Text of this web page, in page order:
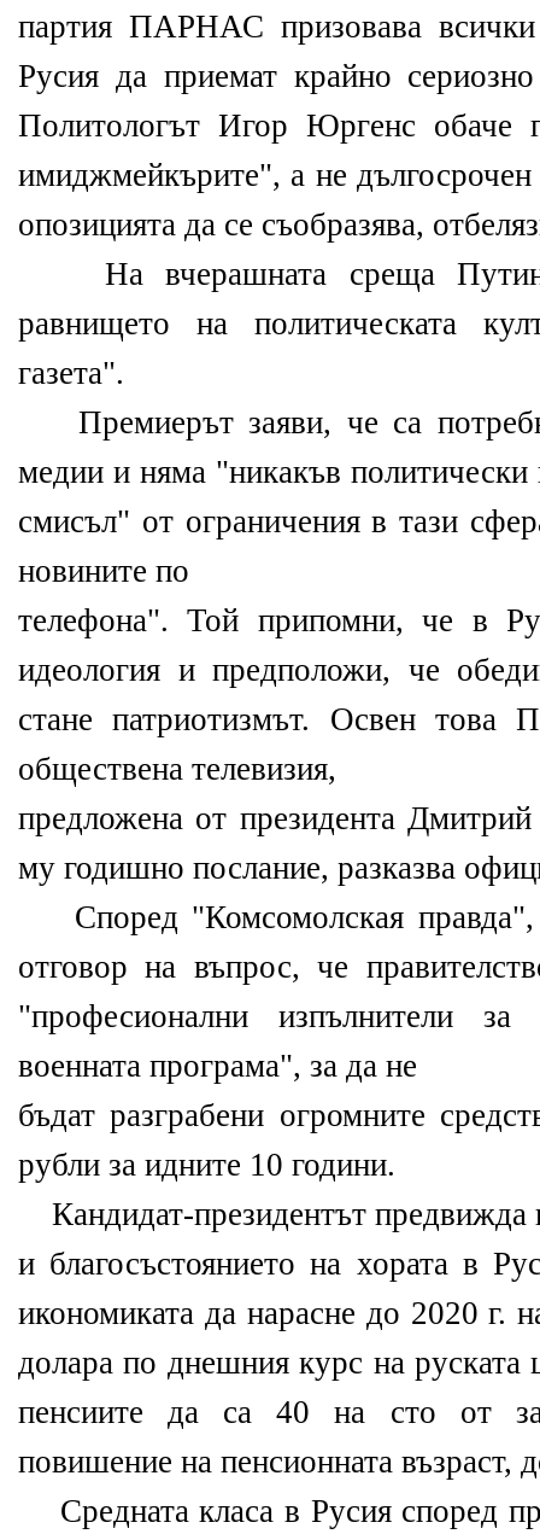
партия ПАРНАС призовава
Русия да приемат крайно
Политологът Игор Юргенс обаче
имиджмейкърите", а не дългосрочен
опозицията да се съобразява,
На вчерашната среща Путин
равнището на политическата
газета".
Премиерът заяви, че са
медии и няма "никакъв
смисъл" от ограничения в тази
новините по
телефона". Той припомни, че в
идеология и предположи, че
стане патриотизмът. Освен това
обществена телевизия,
предложена от президента
му годишно послание, разказва
Според "Комсомолская
отговор на въпрос, че
"професионални изпълнители
военната програма", за да не
бъдат разграбени огромните
рубли за идните 10 години.
Кандидат-президентът предвижда
и благосъстоянието на хората в
икономиката да нарасне до 2020 г.
долара по днешния курс на руската
пенсиите да са 40 на сто от
повишение на пенсионната възраст,
Средната класа в Русия според